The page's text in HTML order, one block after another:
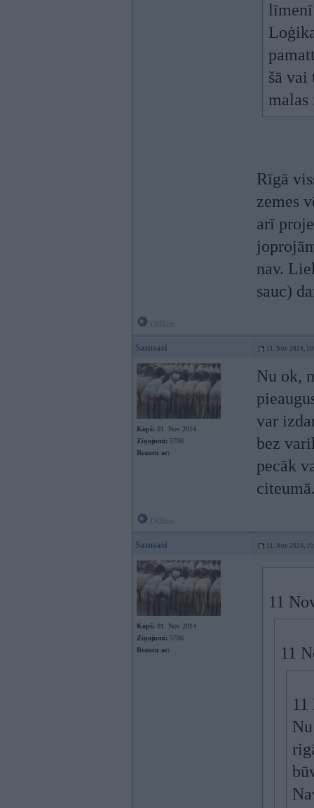
šā vai
malas
Rīgā
zemes
arī
nav.
sauc)
Samsasi 11. Nov 2024,
Kopš: 01. Nov 2014
Ziņojumi: 5706
Braucu ar:
Nu ok,
var
bez
pecāk
Samsasi 11. Nov 2024,
Kopš: 01. Nov 2014
Ziņojumi: 5706
Braucu ar:
11
11